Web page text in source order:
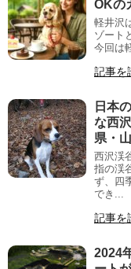
OKの
軽井沢
ゾート
今回は
記事を
日本
な西
県・
西沢渓
指の渓
ず、四
でき...
記事を
2024